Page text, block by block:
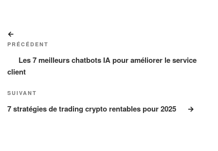
de
l’article
précédent
PRÉCÉDENT
Les 7 meilleurs chatbots IA pour améliorer le service
client
Article
suivant
SUIVANT
7 stratégies de trading crypto rentables pour 2025